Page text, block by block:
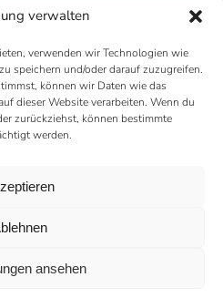
verwalten
verwenden wir Technologien wie
speichern und/oder darauf zuzugreifen.
können wir Daten wie das
dieser Website verarbeiten. Wenn du
zurückziehst, können bestimmte
werden.
ansehen
»
Leistungen
Verfahren